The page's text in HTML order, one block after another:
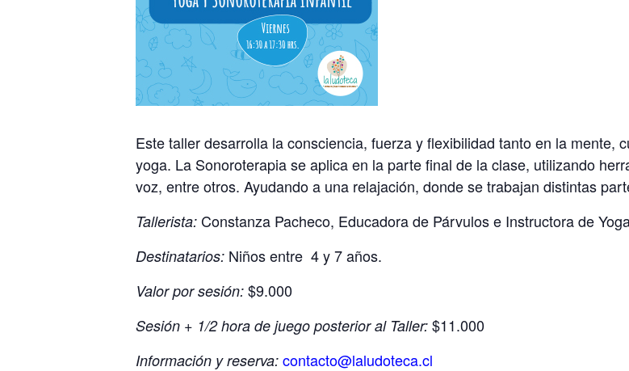
Este taller desarrolla la consciencia, fuerza y flexibilidad tanto en la mente,
yoga. La Sonoroterapia se aplica en la parte final de la clase, utilizando
voz, entre otros. Ayudando a una relajación, donde se trabajan distintas
Tallerista: Constanza Pacheco, Educadora de Párvulos e Instructora de
Destinatarios: Niños entre 4 y 7 años.
Valor por sesión: $9.000
Sesión + 1/2 hora de juego posterior al Taller: $11.000
Información y reserva: contacto@laludoteca.cl